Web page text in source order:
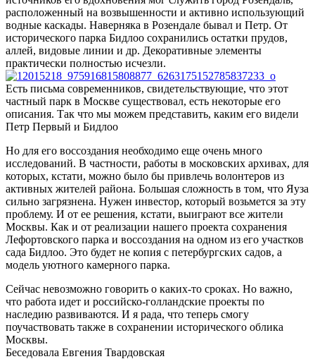
расположенный на возвышенности и активно использующий
водные каскады. Наверняка в Розендале бывал и Петр. От
исторического парка Бидлоо сохранились остатки прудов,
аллей, видовые линии и др. Декоративные элементы
практически полностью исчезли.
Есть письма современников, свидетельствующие, что этот
частный парк в Москве существовал, есть некоторые его
описания. Так что мы можем представить, каким его видели
Петр Первый и Бидлоо
Но для его воссоздания необходимо еще очень много
исследований. В частности, работы в московских архивах, для
которых, кстати, можно было бы привлечь волонтеров из
активных жителей района. Большая сложность в том, что Яуза
сильно загрязнена. Нужен инвестор, который возьмется за эту
проблему. И от ее решения, кстати, выиграют все жители
Москвы. Как и от реализации нашего проекта сохранения
Лефортовского парка и воссоздания на одном из его участков
сада Бидлоо. Это будет не копия с петербургских садов, а
модель уютного камерного парка.
Сейчас невозможно говорить о каких-то сроках. Но важно,
что работа идет и российско-голландские проекты по
наследию развиваются. И я рада, что теперь смогу
поучаствовать также в сохранении исторического облика
Москвы.
Беседовала Евгения Твардовская